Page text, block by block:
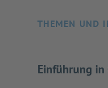
THEMEN UND
Einführung in